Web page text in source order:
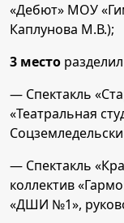
«Дебют» МОУ
Каплунова М.В.);
3 место
— Спектакль
«Театральная
— Спектакль
коллектив
«ДШИ №1»,